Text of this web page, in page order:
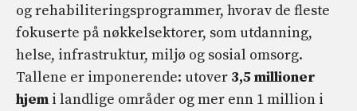
og rehabiliteringsprogrammer, hvorav de fleste
fokuserte på nøkkelsektorer, som utdanning,
helse, infrastruktur, miljø og sosial omsorg.
Tallene er imponerende: utover 3,5 millioner
hjem i landlige områder og mer enn 1 million i